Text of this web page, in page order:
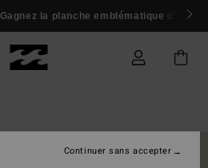
Gagnez la planche emblématique d'Andy
Continuer sans accepter